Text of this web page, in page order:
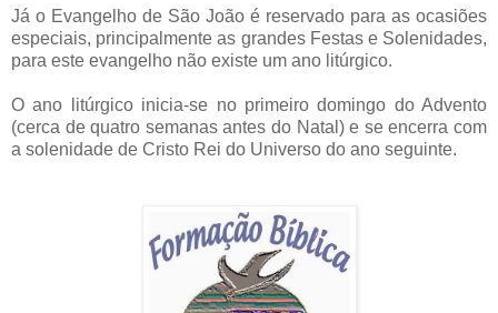
Já o Evangelho de São João é reservado para as ocasiões
especiais, principalmente as grandes Festas e Solenidades,
para este evangelho não existe um ano litúrgico.
O ano litúrgico inicia-se no primeiro domingo do Advento
(cerca de quatro semanas antes do Natal) e se encerra com
a solenidade de Cristo Rei do Universo do ano seguinte.